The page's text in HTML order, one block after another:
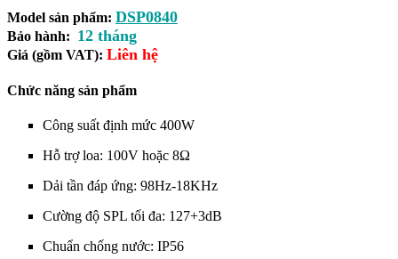
Model sản phẩm: DSP0840
Bảo hành: 12 tháng
Giá (gồm VAT): Liên hệ
Chức năng sản phẩm
Công suất định mức 400W
Hỗ trợ loa: 100V hoặc 8Ω
Dải tần đáp ứng: 98Hz-18KHz
Cường độ SPL tối đa: 127+3dB
Chuẩn chống nước: IP56